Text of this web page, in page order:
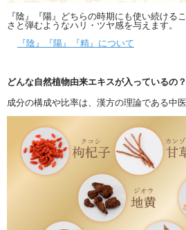
『陰』『陽』どちらの時期にも使い続ける
さと弾むようなハリ・ツヤ感を与えます。
『陰』『陽』『精』について
どんな自然植物由来エキスが入っているの？
成分の構成や比率は、漢方の理論である中